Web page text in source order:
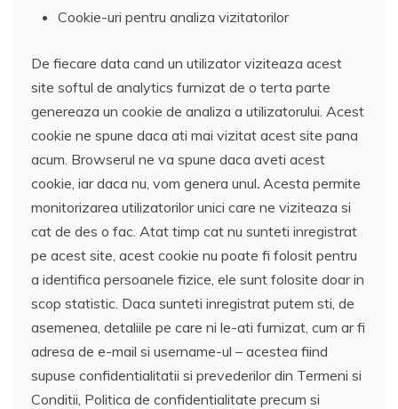
Cookie-uri pentru analiza vizitatorilor
De fiecare data cand un utilizator viziteaza acest
site softul de analytics furnizat de o terta parte
genereaza un cookie de analiza a utilizatorului. Acest
cookie ne spune daca ati mai vizitat acest site pana
acum. Browserul ne va spune daca aveti acest
cookie, iar daca nu, vom genera unul. Acesta permite
monitorizarea utilizatorilor unici care ne viziteaza si
cat de des o fac. Atat timp cat nu sunteti inregistrat
pe acest site, acest cookie nu poate fi folosit pentru
a identifica persoanele fizice, ele sunt folosite doar in
scop statistic. Daca sunteti inregistrat putem sti, de
asemenea, detaliile pe care ni le-ati furnizat, cum ar fi
adresa de e-mail si username-ul – acestea fiind
supuse confidentialitatii si prevederilor din Termeni si
Conditii, Politica de confidentialitate precum si